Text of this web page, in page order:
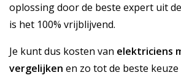
oplossing door de beste expert uit
is het 100% vrijblijvend.
Je kunt dus kosten van elektriciens
vergelijken en zo tot de beste